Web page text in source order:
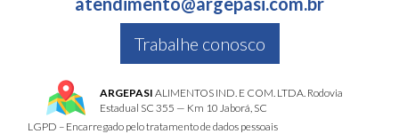
Trabalhe conosco
ARGEPASI ALIMENTOS IND. E COM. LTDA. Rodovia
Estadual SC 355 — Km 10 Jaborá, SC
LGPD – Encarregado pelo tratamento de dados pessoais